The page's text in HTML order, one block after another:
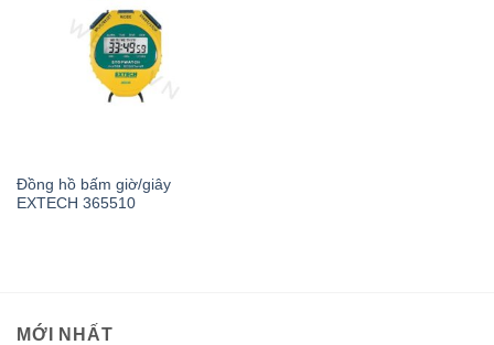
Đồng hồ bấm giờ/giây
EXTECH 365510
MỚI NHẤT